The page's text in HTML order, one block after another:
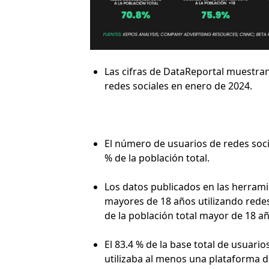
Las cifras de DataReportal
redes sociales en enero de 2024.
El número de usuarios de redes
% de la población total.
Los datos publicados en las
mayores de 18 años utilizando
de la población total mayor de 18
El 83.4 % de la base total de
utilizaba al menos una plataforma